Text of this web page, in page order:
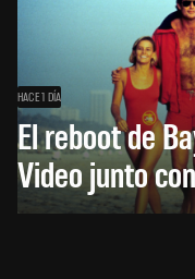
HACE 1 DÍA
El reboot de
Video junto